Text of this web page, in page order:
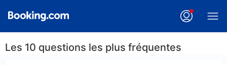
Les 10 questions les plus fréquentes